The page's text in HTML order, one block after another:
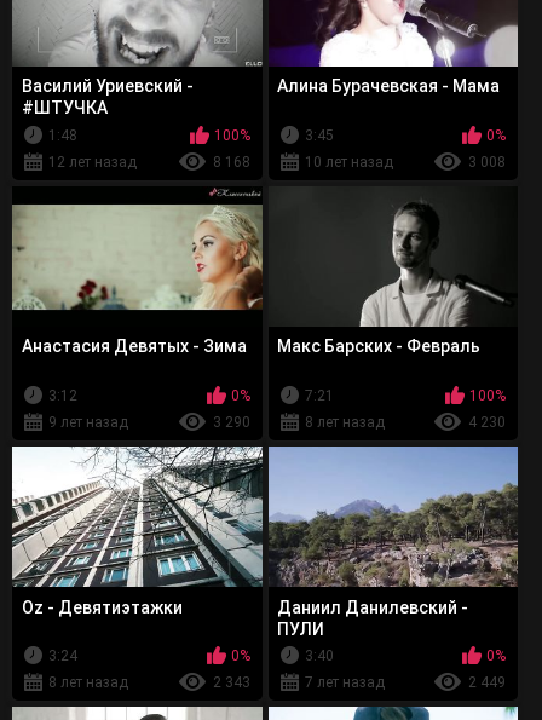
Василий Уриевский -
#ШТУЧКА
1:48
100%
12 лет назад
8 168
Алина Бурачевская - Мама
3:45
0%
10 лет назад
3 008
Анастасия Девятых - Зима
3:12
0%
9 лет назад
3 290
Макс Барских - Февраль
7:21
100%
8 лет назад
4 230
Oz - Девятиэтажки
3:24
0%
8 лет назад
2 343
Даниил Данилевский -
ПУЛИ
3:40
0%
7 лет назад
2 449